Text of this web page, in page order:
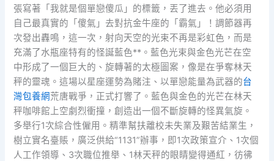
張寫著「我就是個單戀傻瓜」的標籤，丟了進去。他必須用
自己最真實的「傻氣」去對抗金牛座的「霸氣」！調節器再
次發出轟鳴，這一次，射向天空的光束不再是彩虹色，而是
充滿了水瓶座特有的怪誕藍色**。藍色光束與金色光芒在空
中形成了一個巨大的、旋轉著的太極圖案，像是在爭奪林天
秤的靈魂。這場以星座運勢為賭注、以單戀能量為武器的台
灣包養網荒唐戰爭，正式打響了。藍色與金色的光芒在林天
秤咖啡館上空劇烈衝撞，創造出一個不斷旋轉的怪異氣旋。
多舉行1次綜合性僱用。精準幫扶離校未失業及艱苦結業生，
樹立實名臺賬，廣泛供給“1131”辦事，即1次政策宣介、1次個
人工作領導、3次職位推舉、1林天秤的眼睛變得通紅，彷彿